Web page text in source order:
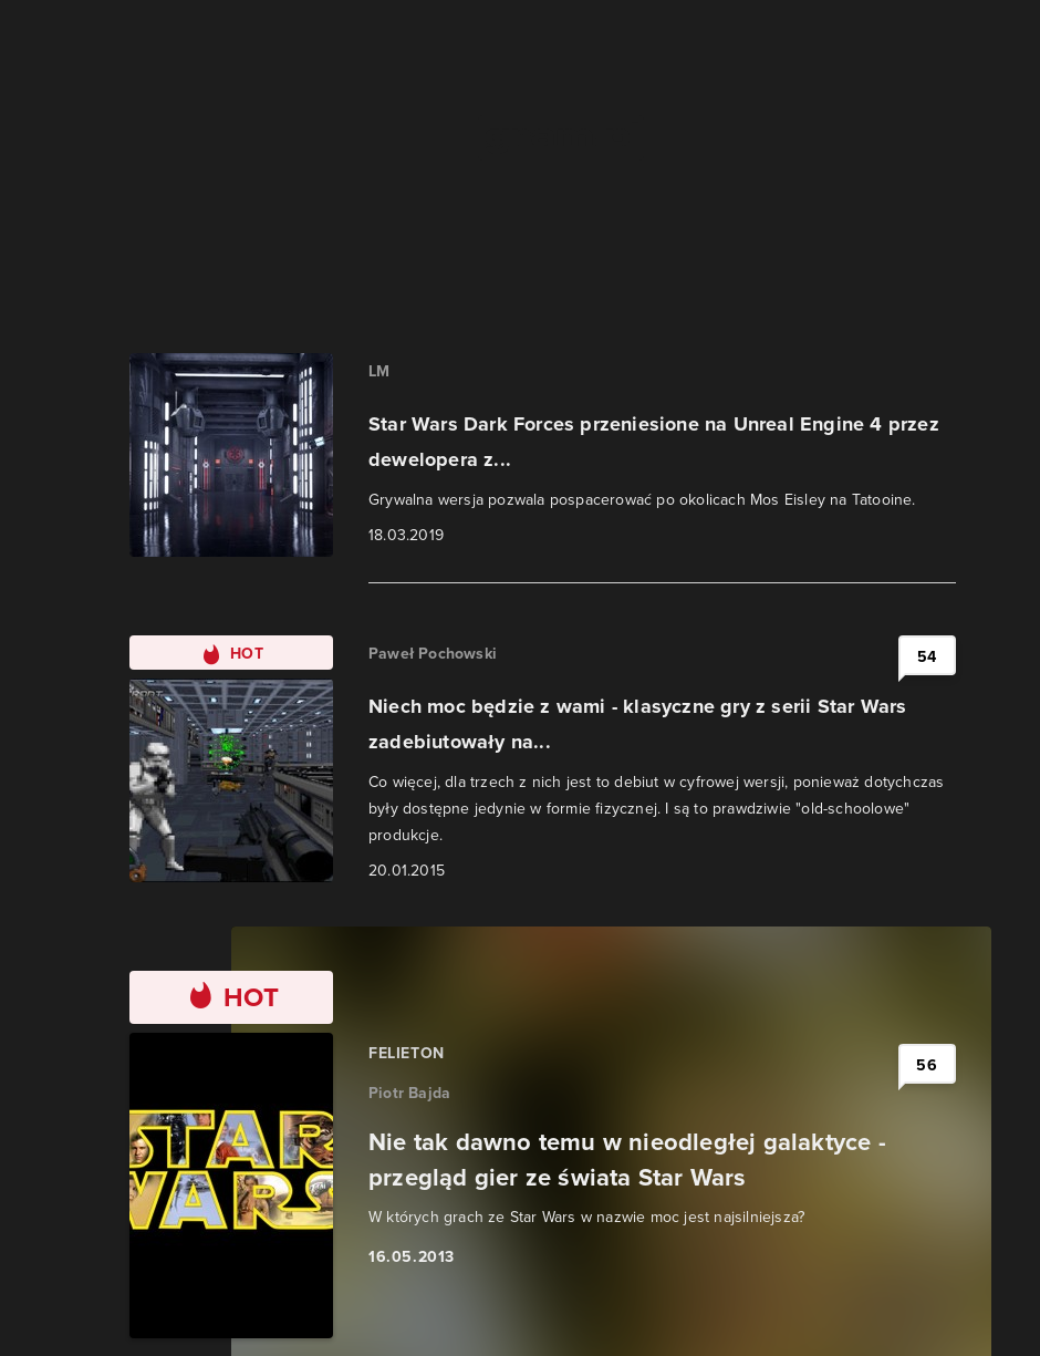
LM
Star Wars Dark Forces przeniesione na Unreal Engine 4 przez
dewelopera z...
Grywalna wersja pozwala pospacerować po okolicach Mos Eisley na Tatooine.
18.03.2019
HOT Paweł Pochowski
Niech moc będzie z wami - klasyczne gry z serii Star Wars
zadebiutowały na...
Co więcej, dla trzech z nich jest to debiut w cyfrowej wersji, ponieważ dotychczas
były dostępne jedynie w formie fizycznej. I są to prawdziwie "old-schoolowe"
produkcje.
20.01.2015
54
HOT
FELIETON
Piotr Bajda
Nie tak dawno temu w nieodległej galaktyce -
przegląd gier ze świata Star Wars
W których grach ze Star Wars w nazwie moc jest najsilniejsza?
16.05.2013
56